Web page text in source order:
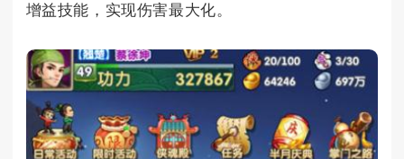
增益技能，实现伤害最大化。